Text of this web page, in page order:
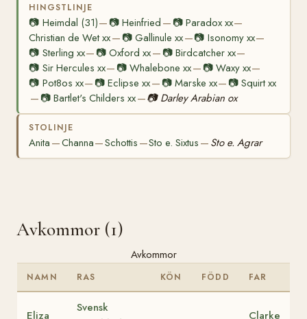
HINGSTLINJE
📷 Heimdal (31)— 📷Heinfried — 📷 Paradox xx—
Christian de Wet xx— 📷Gallinule xx—📷 Isonomy xx—
📷 Sterling xx— 📷Oxford xx— 📷 Birdcatcher xx—
📷 Sir Hercules xx— 📷Whalebone xx— 📷 Waxy xx—
📷 Pot8os xx— 📷Eclipse xx— 📷 Marske xx— 📷 Squirt xx
— 📷Bartlet's Childers xx—📷 Darley Arabian ox
STOLINJE
Anita —Channa—Schottis —Sto e. Sixtus — Sto e. Agrar
Avkommor (1)
Avkommor
NAMN RAS KÖN FÖDD FAR
Eliza
Svensk
Clarke